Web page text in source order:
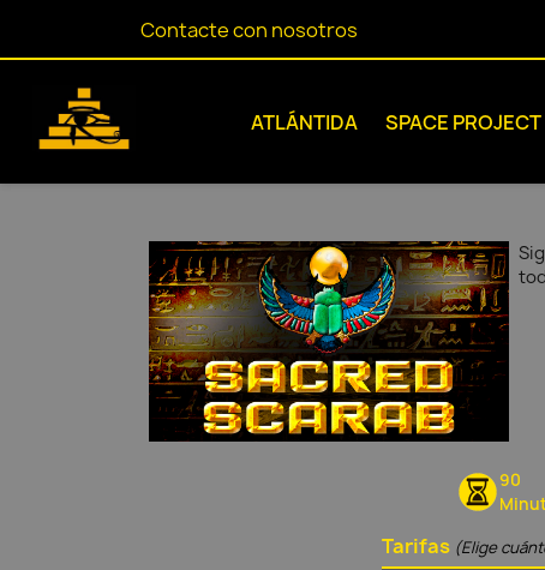
Contacte con nosotros
ATLÁNTIDA SPACE PROJECT
90
Tarifas (Elige